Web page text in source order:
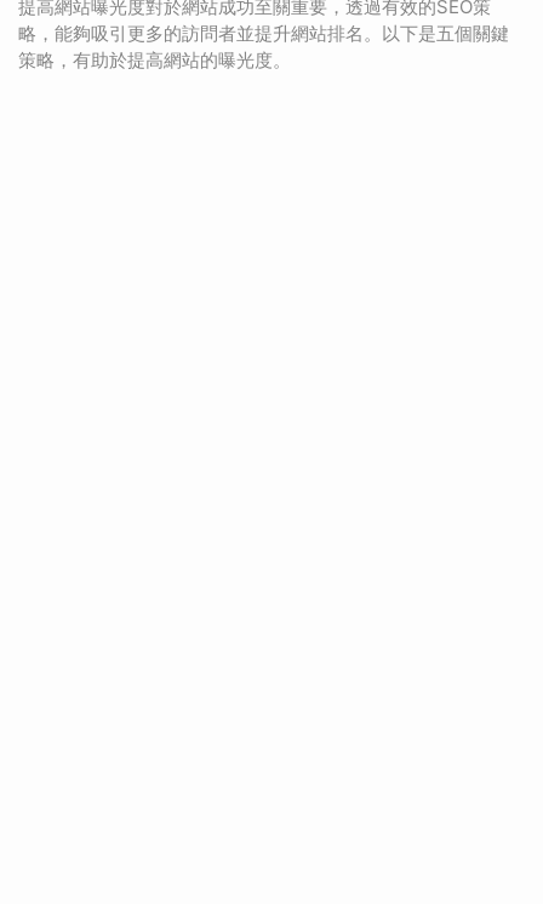
提高網站曝光度對於網站成功至關重要，透過有效的SEO策
略，能夠吸引更多的訪問者並提升網站排名。以下是五個關鍵
策略，有助於提高網站的曝光度。